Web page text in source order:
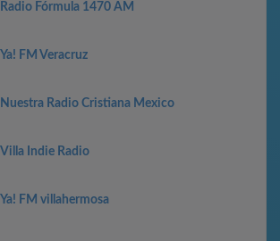
Radio Fórmula 1470 AM
Ya! FM Veracruz
Nuestra Radio Cristiana Mexico
Villa Indie Radio
Ya! FM villahermosa